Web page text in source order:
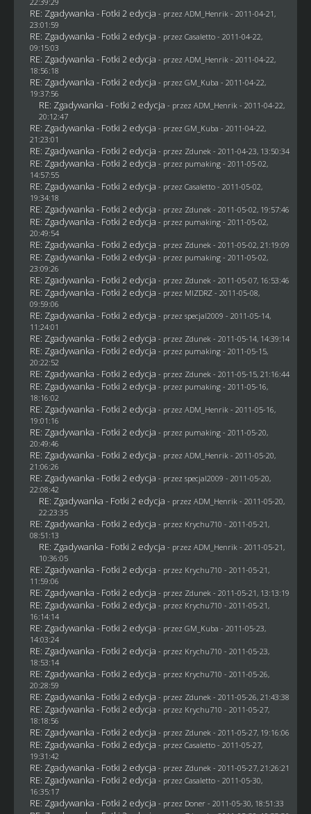
RE: Zgadywanka - Fotki 2 edycja - przez ADM_Henrik - 2011-04-21,
23:01:59
RE: Zgadywanka - Fotki 2 edycja - przez Casaletto- 2011-04-22,
09:15:03
RE: Zgadywanka - Fotki 2 edycja - przez ADM_Henrik - 2011-04-22,
18:56:18
RE: Zgadywanka - Fotki 2 edycja - przez GM_Kuba - 2011-04-22,
19:37:56
RE: Zgadywanka - Fotki 2 edycja - przez ADM_Henrik - 2011-04-22,
20:12:47
RE: Zgadywanka - Fotki 2 edycja - przez GM_Kuba - 2011-04-22,
21:23:01
RE: Zgadywanka - Fotki 2 edycja - przez Zdunek - 2011-04-23, 13:50:34
RE: Zgadywanka - Fotki 2 edycja - przez pumaking- 2011-05-02,
14:57:55
RE: Zgadywanka - Fotki 2 edycja - przez Casaletto- 2011-05-02,
19:34:18
RE: Zgadywanka - Fotki 2 edycja - przez Zdunek - 2011-05-02, 19:57:46
RE: Zgadywanka - Fotki 2 edycja - przez pumaking- 2011-05-02,
20:49:54
RE: Zgadywanka - Fotki 2 edycja - przez Zdunek - 2011-05-02, 21:19:09
RE: Zgadywanka - Fotki 2 edycja - przez pumaking- 2011-05-02,
23:09:26
RE: Zgadywanka - Fotki 2 edycja - przez Zdunek - 2011-05-07, 16:53:46
RE: Zgadywanka - Fotki 2 edycja - przez MIZDRZ- 2011-05-08,
09:59:06
RE: Zgadywanka - Fotki 2 edycja - przez specjal2009 - 2011-05-14,
11:24:01
RE: Zgadywanka - Fotki 2 edycja - przez Zdunek - 2011-05-14, 14:39:14
RE: Zgadywanka - Fotki 2 edycja - przez pumaking- 2011-05-15,
20:22:52
RE: Zgadywanka - Fotki 2 edycja - przez Zdunek - 2011-05-15, 21:16:44
RE: Zgadywanka - Fotki 2 edycja - przez pumaking- 2011-05-16,
18:16:02
RE: Zgadywanka - Fotki 2 edycja - przez ADM_Henrik - 2011-05-16,
19:01:16
RE: Zgadywanka - Fotki 2 edycja - przez pumaking- 2011-05-20,
20:49:46
RE: Zgadywanka - Fotki 2 edycja - przez ADM_Henrik - 2011-05-20,
21:06:26
RE: Zgadywanka - Fotki 2 edycja - przez specjal2009 - 2011-05-20,
22:08:42
RE: Zgadywanka - Fotki 2 edycja - przez ADM_Henrik - 2011-05-20,
22:23:35
RE: Zgadywanka - Fotki 2 edycja - przez Krychu710 - 2011-05-21,
08:51:13
RE: Zgadywanka - Fotki 2 edycja - przez ADM_Henrik - 2011-05-21,
10:36:05
RE: Zgadywanka - Fotki 2 edycja - przez Krychu710 - 2011-05-21,
11:59:06
RE: Zgadywanka - Fotki 2 edycja - przez Zdunek - 2011-05-21, 13:13:19
RE: Zgadywanka - Fotki 2 edycja - przez Krychu710 - 2011-05-21,
16:14:14
RE: Zgadywanka - Fotki 2 edycja - przez GM_Kuba - 2011-05-23,
14:03:24
RE: Zgadywanka - Fotki 2 edycja - przez Krychu710 - 2011-05-23,
18:53:14
RE: Zgadywanka - Fotki 2 edycja - przez Krychu710 - 2011-05-26,
20:28:59
RE: Zgadywanka - Fotki 2 edycja - przez Zdunek - 2011-05-26, 21:43:38
RE: Zgadywanka - Fotki 2 edycja - przez Krychu710 - 2011-05-27,
18:18:56
RE: Zgadywanka - Fotki 2 edycja - przez Zdunek - 2011-05-27, 19:16:06
RE: Zgadywanka - Fotki 2 edycja - przez Casaletto- 2011-05-27,
19:31:42
RE: Zgadywanka - Fotki 2 edycja - przez Zdunek - 2011-05-27, 21:26:21
RE: Zgadywanka - Fotki 2 edycja - przez Casaletto- 2011-05-30,
16:35:17
RE: Zgadywanka - Fotki 2 edycja - przez Doner- 2011-05-30, 18:51:33